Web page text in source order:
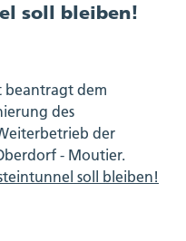
soll bleiben!
beantragt dem
des
der
- Moutier.
soll bleiben!